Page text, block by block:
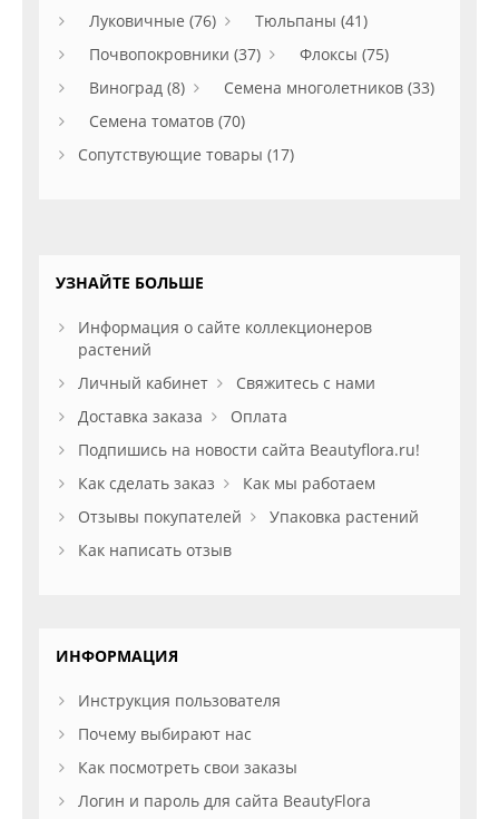
Луковичные (76)
Тюльпаны (41)
Почвопокровники (37)
Флоксы (75)
Виноград (8)
Семена многолетников (33)
Семена томатов (70)
Сопутствующие товары (17)
УЗНАЙТЕ БОЛЬШЕ
Информация о сайте коллекционеров
растений
Личный кабинет
Свяжитесь с нами
Доставка заказа
Оплата
Подпишись на новости сайта Beautyflora.ru!
Как сделать заказ
Как мы работаем
Отзывы покупателей
Упаковка растений
Как написать отзыв
ИНФОРМАЦИЯ
Инструкция пользователя
Почему выбирают нас
Как посмотреть свои заказы
Логин и пароль для сайта BeautyFlora